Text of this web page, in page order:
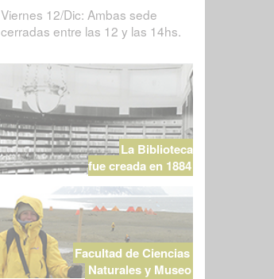
Viernes 12/Dic: Ambas sede
cerradas entre las 12 y las 14hs.
La Biblioteca
fue creada en 1884
Facultad de Ciencias
Naturales y Museo